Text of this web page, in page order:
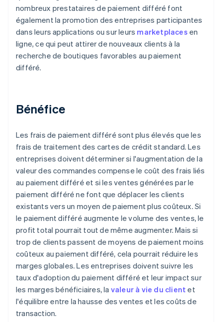
nombreux prestataires de paiement différé font
également la promotion des entreprises participantes
dans leurs applications ou sur leurs marketplaces en
ligne, ce qui peut attirer de nouveaux clients à la
recherche de boutiques favorables au paiement
différé.
Bénéfice
Les frais de paiement différé sont plus élevés que les
frais de traitement des cartes de crédit standard. Les
entreprises doivent déterminer si l'augmentation de la
valeur des commandes compense le coût des frais liés
au paiement différé et si les ventes générées par le
paiement différé ne font que déplacer les clients
existants vers un moyen de paiement plus coûteux. Si
le paiement différé augmente le volume des ventes, le
profit total pourrait tout de même augmenter. Mais si
trop de clients passent de moyens de paiement moins
coûteux au paiement différé, cela pourrait réduire les
marges globales. Les entreprises doivent suivre les
taux d'adoption du paiement différé et leur impact sur
les marges bénéficiaires, la valeur à vie du client et
l'équilibre entre la hausse des ventes et les coûts de
transaction.